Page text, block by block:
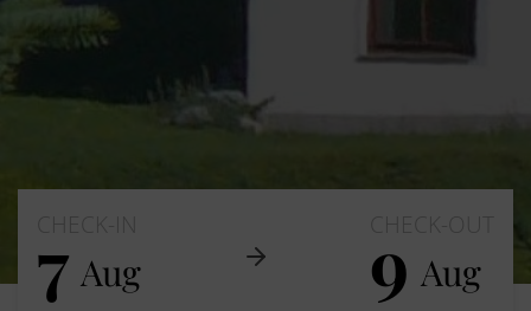
7 Aug 9 Aug